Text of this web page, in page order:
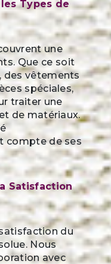
Types de
une
Que ce soit
des vêtements
spéciales,
traiter une
de matériaux.
compte de ses
Satisfaction
du
Nous
avec